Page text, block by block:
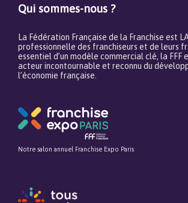
Qui sommes-nous ?
La Fédération Française de la Franchise est
professionnelle des franchiseurs et de leurs
essentiel d’un modèle commercial clé, la FFF
acteur incontournable et reconnu du
l’économie française.
Notre salon annuel Franchise Expo Paris